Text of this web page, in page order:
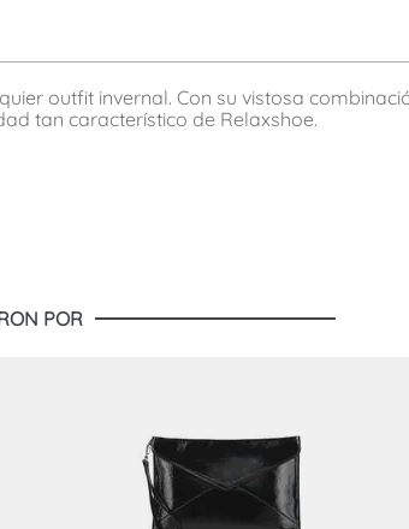
outfit invernal. Con su vistosa
tan característico de Relaxshoe.
POR